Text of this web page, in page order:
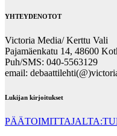
YHTEYDENOTOT
Victoria Media/ Kerttu Vali
Pajamäenkatu 14, 48600
Puh/SMS: 040-5563129
email:
Lukijan kirjoitukset